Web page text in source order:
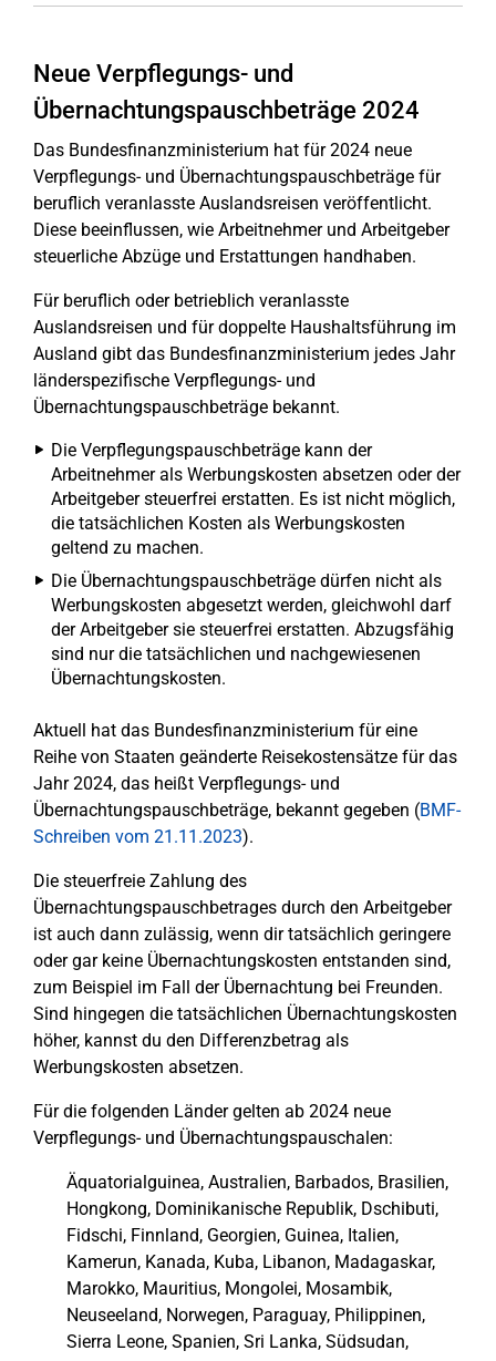
Neue Verpflegungs- und
Übernachtungspauschbeträge 2024
Das Bundesfinanzministerium hat für 2024 neue
Verpflegungs- und Übernachtungspauschbeträge für
beruflich veranlasste Auslandsreisen veröffentlicht.
Diese beeinflussen, wie Arbeitnehmer und Arbeitgeber
steuerliche Abzüge und Erstattungen handhaben.
Für beruflich oder betrieblich veranlasste
Auslandsreisen und für doppelte Haushaltsführung im
Ausland gibt das Bundesfinanzministerium jedes Jahr
länderspezifische Verpflegungs- und
Übernachtungspauschbeträge bekannt.
Die Verpflegungspauschbeträge kann der
Arbeitnehmer als Werbungskosten absetzen oder der
Arbeitgeber steuerfrei erstatten. Es ist nicht möglich,
die tatsächlichen Kosten als Werbungskosten
geltend zu machen.
Die Übernachtungspauschbeträge dürfen nicht als
Werbungskosten abgesetzt werden, gleichwohl darf
der Arbeitgeber sie steuerfrei erstatten. Abzugsfähig
sind nur die tatsächlichen und nachgewiesenen
Übernachtungskosten.
Aktuell hat das Bundesfinanzministerium für eine
Reihe von Staaten geänderte Reisekostensätze für das
Jahr 2024, das heißt Verpflegungs- und
Übernachtungspauschbeträge, bekannt gegeben (BMF-
Schreiben vom 21.11.2023).
Die steuerfreie Zahlung des
Übernachtungspauschbetrages durch den Arbeitgeber
ist auch dann zulässig, wenn dir tatsächlich geringere
oder gar keine Übernachtungskosten entstanden sind,
zum Beispiel im Fall der Übernachtung bei Freunden.
Sind hingegen die tatsächlichen Übernachtungskosten
höher, kannst du den Differenzbetrag als
Werbungskosten absetzen.
Für die folgenden Länder gelten ab 2024 neue
Verpflegungs- und Übernachtungspauschalen:
Äquatorialguinea, Australien, Barbados, Brasilien,
Hongkong, Dominikanische Republik, Dschibuti,
Fidschi, Finnland, Georgien, Guinea, Italien,
Kamerun, Kanada, Kuba, Libanon, Madagaskar,
Marokko, Mauritius, Mongolei, Mosambik,
Neuseeland, Norwegen, Paraguay, Philippinen,
Sierra Leone, Spanien, Sri Lanka, Südsudan,